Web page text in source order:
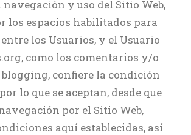
navegación y uso del Sitio Web,
los espacios habilitados para
los Usuarios, y el Usuario
como los comentarios y/o
blogging, confiere la condición
lo que se aceptan, desde que
por el Sitio Web,
aquí establecidas, así